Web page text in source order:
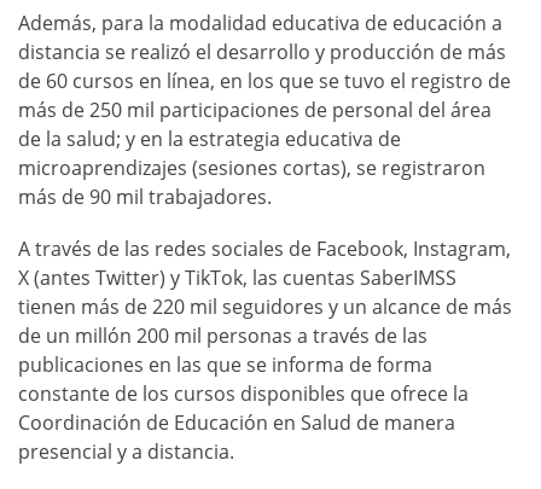
Además, para la modalidad educativa de educación a
distancia se realizó el desarrollo y producción de más
de 60 cursos en línea, en los que se tuvo el registro de
más de 250 mil participaciones de personal del área
de la salud; y en la estrategia educativa de
microaprendizajes (sesiones cortas), se registraron
más de 90 mil trabajadores.
A través de las redes sociales de Facebook, Instagram,
X (antes Twitter) y TikTok, las cuentas SaberIMSS
tienen más de 220 mil seguidores y un alcance de más
de un millón 200 mil personas a través de las
publicaciones en las que se informa de forma
constante de los cursos disponibles que ofrece la
Coordinación de Educación en Salud de manera
presencial y a distancia.